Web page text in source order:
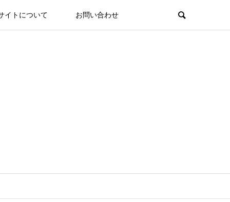
イトについて お問い合わせ